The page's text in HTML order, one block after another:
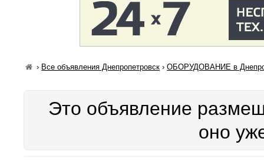
› Все объявления Днепропетровск ›ОБОРУДОВАНИЕ в
Это объявление
оно